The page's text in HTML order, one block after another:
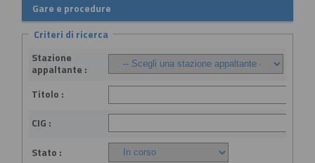
Gare e procedure
Criteri di ricerca
Stazione
appaltante :
Titolo :
CIG :
Stato :